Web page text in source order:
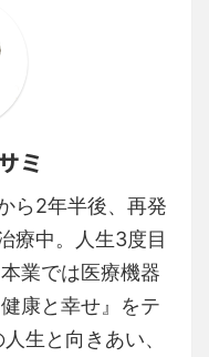
ミ
ら2年半後、再発
療中。人生3度目
業では医療機器
康と幸せ』をテ
生と向きあい、